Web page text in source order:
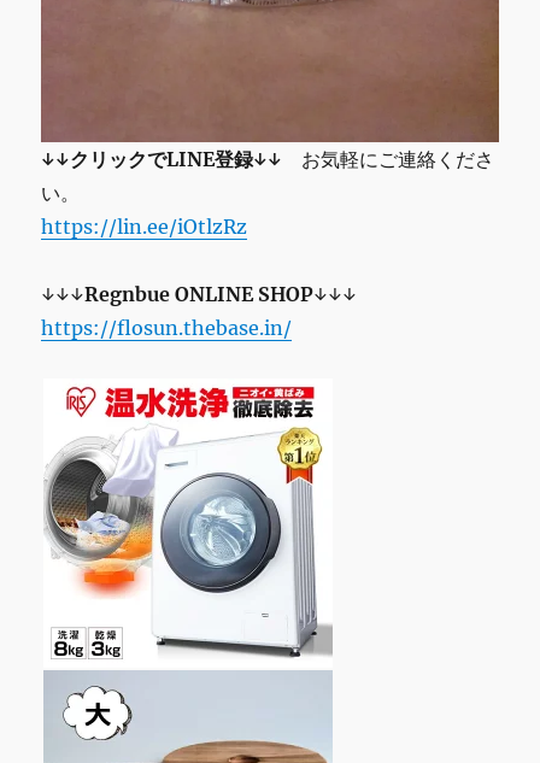
↓↓クリックでLINE登録↓↓ お気軽にご連絡くださ
い。
https://lin.ee/iOtlzRz
↓↓↓RegnbueONLINE SHOP↓↓↓
https://flosun.thebase.in/